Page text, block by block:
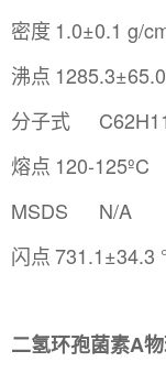
密度 1.0±0.1 g/
沸点
分子式
熔点 120-125ºC
MSDS
N/A
闪点731.1±34.3
二氢环孢菌素A